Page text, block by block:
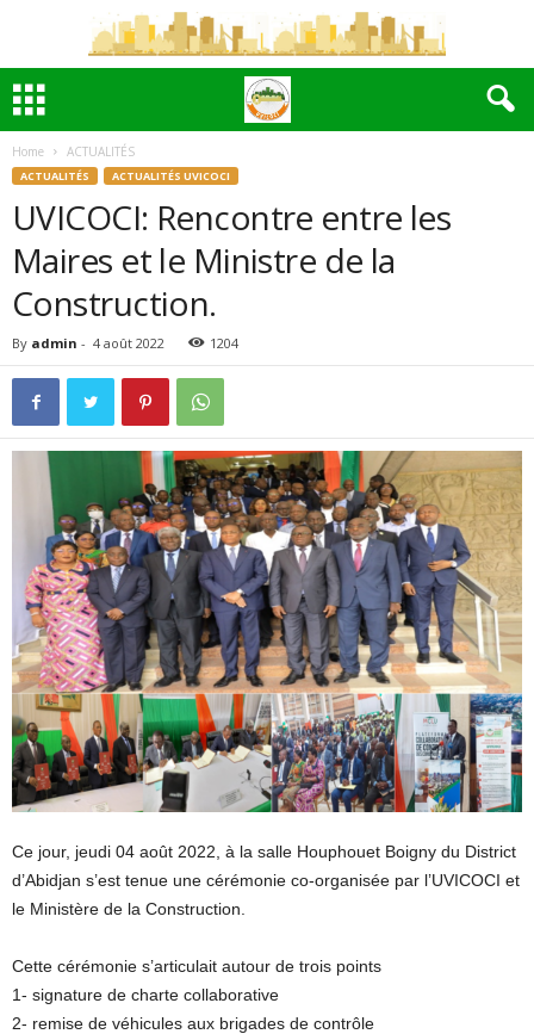
Home ACTUALITÉS
ACTUALITÉS ACTUALITÉS UVICOCI
UVICOCI: Rencontre entre les
Maires et le Ministre de la
Construction.
By admin - 4 août 2022 1204
Ce jour, jeudi 04 août 2022, à la salle Houphouet Boigny du District
d’Abidjan s’est tenue une cérémonie co-organisée par l’UVICOCI et
le Ministère de la Construction.
Cette cérémonie s’articulait autour de trois points
1- signature de charte collaborative
2- remise de véhicules aux brigades de contrôle